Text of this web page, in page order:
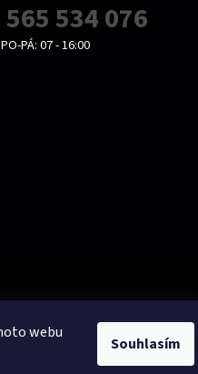
webu
Souhlasím
534 076
PO-PÁ: 07 - 16:00
podmínky